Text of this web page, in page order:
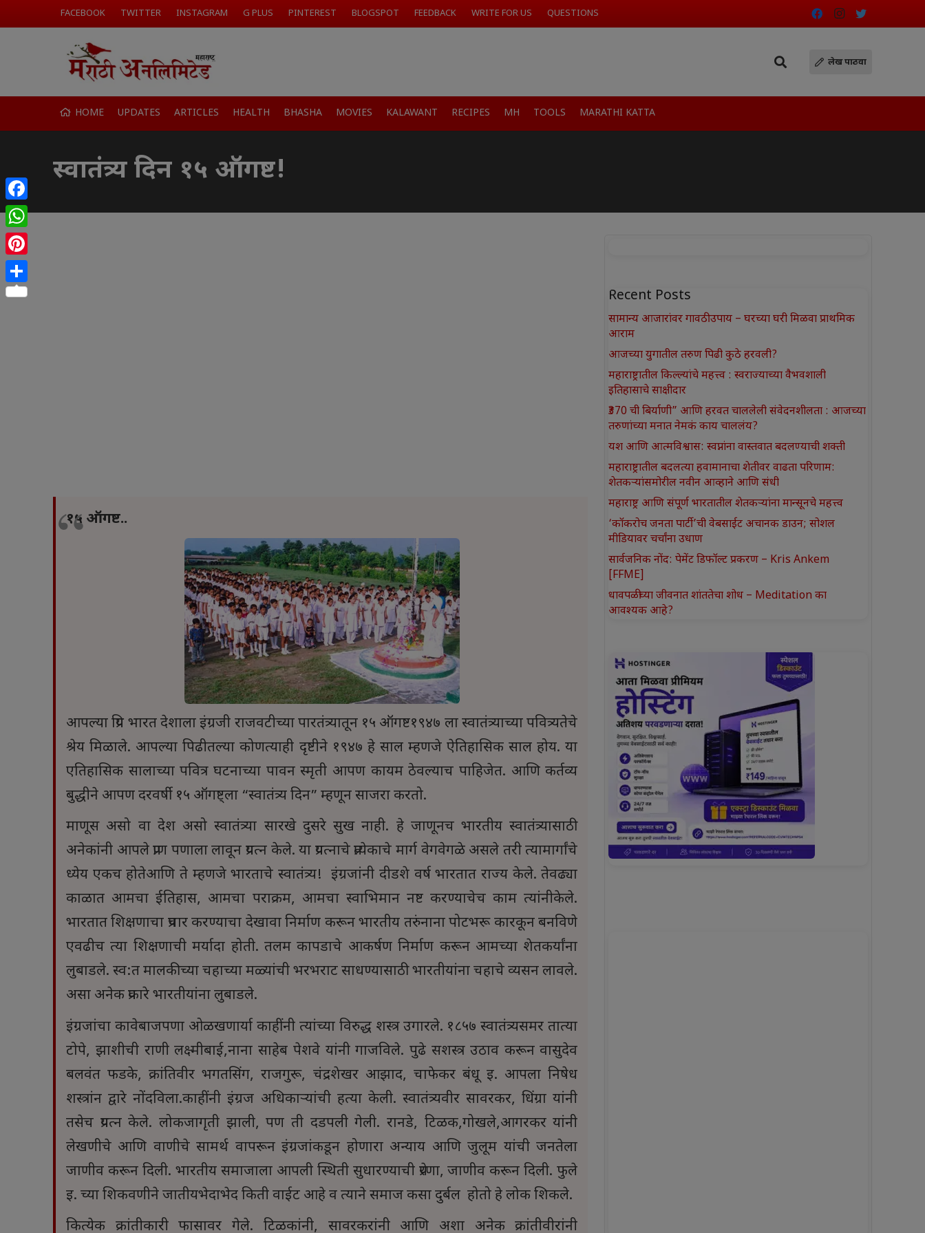
FACEBOOK TWITTER INSTAGRAM G PLUS PINTEREST BLOGSPOT FEEDBACK WRITE FOR US QUESTIONS
लेख पाठवा
HOME UPDATES ARTICLES HEALTH BHASHA MOVIES KALAWANT RECIPES MH TOOLS MARATHI KATTA
स्वातंत्र्य दिन १५ ऑगष्ट!
१५ ऑगष्ट..
आपल्या प्रिय भारत देशाला इंग्रजी राजवटीच्या पारतंत्र्यातून १५ ऑगष्ट१९४७ ला स्वातंत्र्याच्या पवित्र्यतेचे
श्रेय मिळाले. आपल्या पिढीतल्या कोणत्याही दृष्टीने १९४७ हे साल म्हणजे ऐतिहासिक साल होय. या
एतिहासिक सालाच्या पवित्र घटनाच्या पावन स्मृती आपण कायम ठेवल्याच पाहिजेत. आणि कर्तव्य
बुद्धीने आपण दरवर्षी १५ ऑगष्ट्ला “स्वातंत्र्य दिन” म्हणून साजरा करतो.
माणूस असो वा देश असो स्वातंत्र्या सारखे दुसरे सुख नाही. हे जाणूनच भारतीय स्वातंत्र्यासाठी
अनेकांनी आपले प्राण पणाला लावून प्रयत्न केले. या प्रयत्नाचे प्रत्येकाचे मार्ग वेगवेगळे असले तरी त्यामार्गांचे
ध्येय एकच होतेआणि ते म्हणजे भारताचे स्वातंत्र्य! इंग्रजांनी दीडशे वर्ष भारतात राज्य केले. तेवढ्या
काळात आमचा ईतिहास, आमचा पराक्रम, आमचा स्वाभिमान नष्ट करण्याचेच काम त्यांनीकेले.
भारतात शिक्षणाचा प्रचार करण्याचा देखावा निर्माण करून भारतीय तरुंनाना पोटभरू कारकून बनविणे
एवढीच त्या शिक्षणाची मर्यादा होती. तलम कापडाचे आकर्षण निर्माण करून आमच्या शेतकर्यांना
लुबाडले. स्व:त मालकीच्या चहाच्या मळ्यांची भरभराट साधण्यासाठी भारतीयांना चहाचे व्यसन लावले.
असा अनेक प्रकारे भारतीयांना लुबाडले.
इंग्रजांचा कावेबाजपणा ओळखणार्या काहींनी त्यांच्या विरुद्ध शस्त्र उगारले. १८५७ स्वातंत्र्यसमर तात्या
टोपे, झाशीची राणी लक्ष्मीबाई,नाना साहेब पेशवे यांनी गाजविले. पुढे सशस्त्र उठाव करून वासुदेव
बलवंत फडके, क्रांतिवीर भगतसिंग, राजगुरू, चंद्रशेखर आझाद, चाफेकर बंधू इ. आपला निषेध
शस्त्रांन द्वारे नोंदविला.काहींनी इंग्रज अधिकाऱ्यांची हत्या केली. स्वातंत्र्यवीर सावरकर, धिंग्रा यांनी
तसेच प्रयत्न केले. लोकजागृती झाली, पण ती दडपली गेली. रानडे, टिळक,गोखले,आगरकर यांनी
लेखणीचे आणि वाणीचे सामर्थ वापरून इंग्रजांकडून होणारा अन्याय आणि जुलूम यांची जनतेला
जाणीव करून दिली. भारतीय समाजाला आपली स्थिती सुधारण्याची प्रेरणा, जाणीव करून दिली. फुले
इ. च्या शिकवणीने जातीयभेदाभेद किती वाईट आहे व त्याने समाज कसा दुर्बल होतो हे लोक शिकले.
कित्येक क्रांतीकारी फासावर गेले. टिळकांनी, सावरकरांनी आणि अशा अनेक क्रांतीवीरांनी
Recent Posts
सामान्य आजारांवर गावठी उपाय – घरच्या घरी मिळवा प्राथमिक
आराम
आजच्या युगातील तरुण पिढी कुठे हरवली?
महाराष्ट्रातील किल्ल्यांचे महत्त्व : स्वराज्याच्या वैभवशाली
इतिहासाचे साक्षीदार
₹370 ची बिर्याणी” आणि हरवत चाललेली संवेदनशीलता : आजच्या
तरुणांच्या मनात नेमकं काय चाललंय?
यश आणि आत्मविश्वास: स्वप्नांना वास्तवात बदलण्याची शक्ती
महाराष्ट्रातील बदलत्या हवामानाचा शेतीवर वाढता परिणाम:
शेतकऱ्यांसमोरील नवीन आव्हाने आणि संधी
महाराष्ट्र आणि संपूर्ण भारतातील शेतकऱ्यांना मान्सूनचे महत्त्व
‘कॉकरोच जनता पार्टी’ची वेबसाईट अचानक डाउन; सोशल
मीडियावर चर्चांना उधाण
सार्वजनिक नोंद: पेमेंट डिफॉल्ट प्रकरण – Kris Ankem
[FFME]
धावपळीच्या जीवनात शांततेचा शोध – Meditation का
आवश्यक आहे?
Facebook
WhatsApp
Pinterest
Share